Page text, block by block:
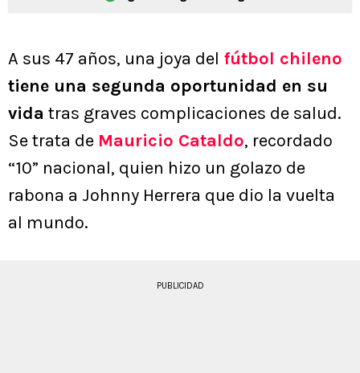
A sus 47 años, una joya del fútbol chileno
tiene una segunda oportunidad en su
vida tras graves complicaciones de salud.
Se trata de Mauricio Cataldo, recordado
“10” nacional, quien hizo un golazo de
rabona a Johnny Herrera que dio la vuelta
al mundo.
PUBLICIDAD